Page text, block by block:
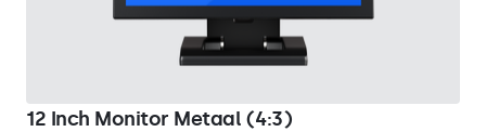
12 Inch Monitor Metaal (4:3)